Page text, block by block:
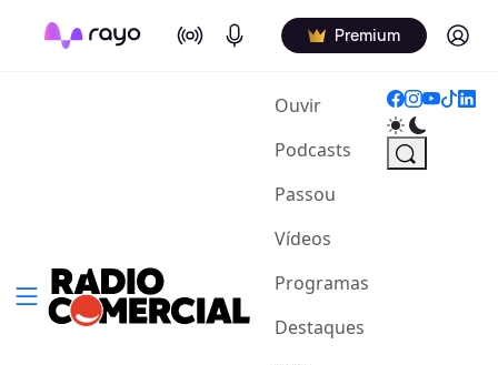
On Air Podcasts Premium Log in
Ouvir(current)
Podcasts
Passou
Vídeos
Programas
Destaques